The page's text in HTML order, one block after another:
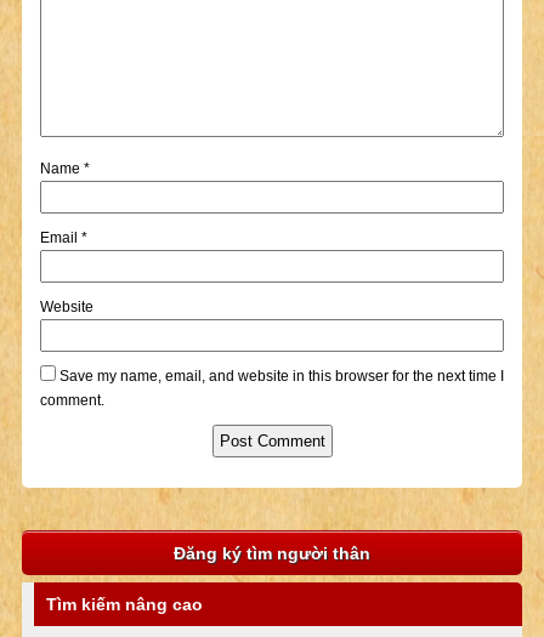
Name *
Email *
Website
Save my name, email, and website in this browser for the next time I
comment.
Đăng ký tìm người thân
Tìm kiếm nâng cao